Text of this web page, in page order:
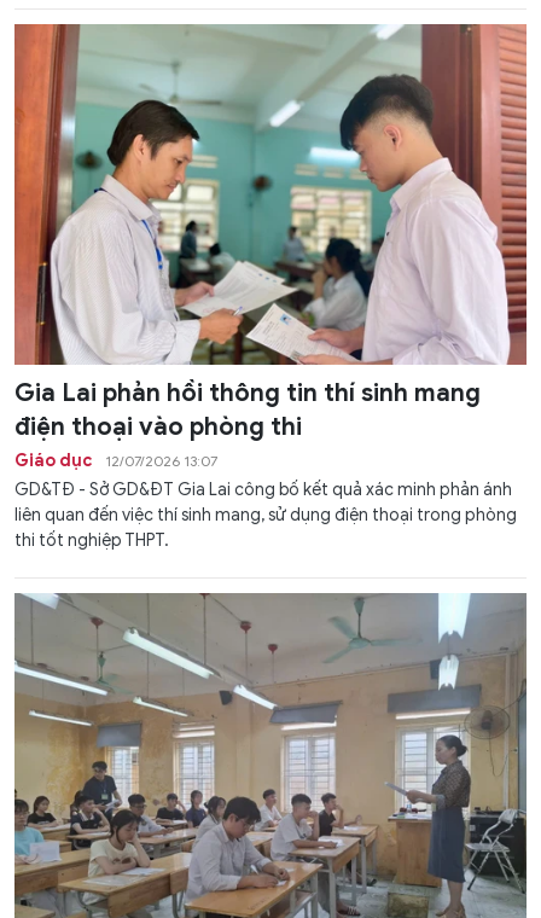
Gia Lai phản hồi thông tin thí sinh mang
điện thoại vào phòng thi
Giáo dục 12/07/2026 13:07
GD&TĐ - Sở GD&ĐT Gia Lai công bố kết quả xác minh phản ánh
liên quan đến việc thí sinh mang, sử dụng điện thoại trong phòng
thi tốt nghiệp THPT.